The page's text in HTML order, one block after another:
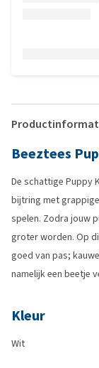
Beeztees
De schattige Puppy
bijtring met
spelen. Zodra jouw
groter worden. Op
goed van pas;
namelijk een beetje
Kleur
Wit